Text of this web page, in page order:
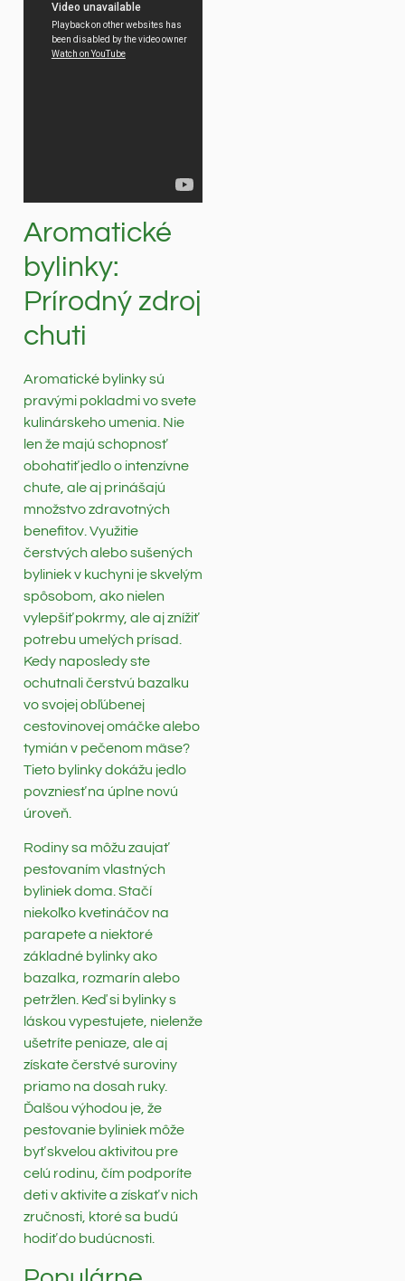
Aromatické
bylinky:
Prírodný zdroj
chuti
Aromatické bylinky sú
pravými pokladmi vo svete
kulinárskeho umenia. Nie
len že majú schopnosť
obohatiť jedlo o intenzívne
chute, ale aj prinášajú
množstvo zdravotných
benefitov. Využitie
čerstvých alebo sušených
byliniek v kuchyni je skvelým
spôsobom, ako nielen
vylepšiť pokrmy, ale aj znížiť
potrebu umelých prísad.
Kedy naposledy ste
ochutnali čerstvú bazalku
vo svojej obľúbenej
cestovinovej omáčke alebo
tymián v pečenom mäse?
Tieto bylinky dokážu jedlo
povzniesť na úplne novú
úroveň.
Rodiny sa môžu zaujať
pestovaním vlastných
byliniek doma. Stačí
niekoľko kvetináčov na
parapete a niektoré
základné bylinky ako
bazalka, rozmarín alebo
petržlen. Keď si bylinky s
láskou vypestujete, nielenže
ušetríte peniaze, ale aj
získate čerstvé suroviny
priamo na dosah ruky.
Ďalšou výhodou je, že
pestovanie byliniek môže
byť skvelou aktivitou pre
celú rodinu, čím podporíte
deti v aktivite a získať v nich
zručnosti, ktoré sa budú
hodiť do budúcnosti.